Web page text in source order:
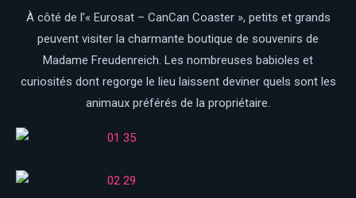
À côté de l’« Eurosat – CanCan Coaster », petits et grands
peuvent visiter la charmante boutique de souvenirs de
Madame Freudenreich. Les nombreuses babioles et
curiosités dont regorge le lieu laissent deviner quels sont les
animaux préférés de la propriétaire.